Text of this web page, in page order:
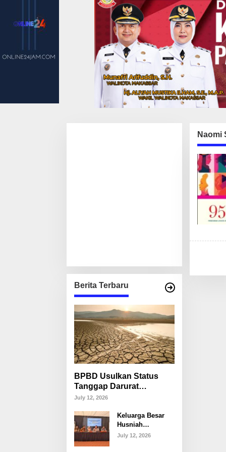
Berita Terbaru
BPBD Usulkan Status
Tanggap Darurat
Kekeringan di Makassar,
Mulai Krisis Air Bersih
July 12, 2026
Keluarga Besar
Husniah
Talenrang
July 12, 2026
Naomi